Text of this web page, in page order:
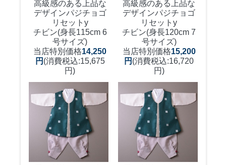
高級感のある上品な
デザインパジチョゴ
リセットy
チビン(身長115cm 6
号サイズ)
当店特別価格14,250
円 (消費税込:15,675
円)
高級感のある上品な
デザインパジチョゴ
リセットy
チビン(身長120cm 7
号サイズ)
当店特別価格15,200
円 (消費税込:16,720
円)